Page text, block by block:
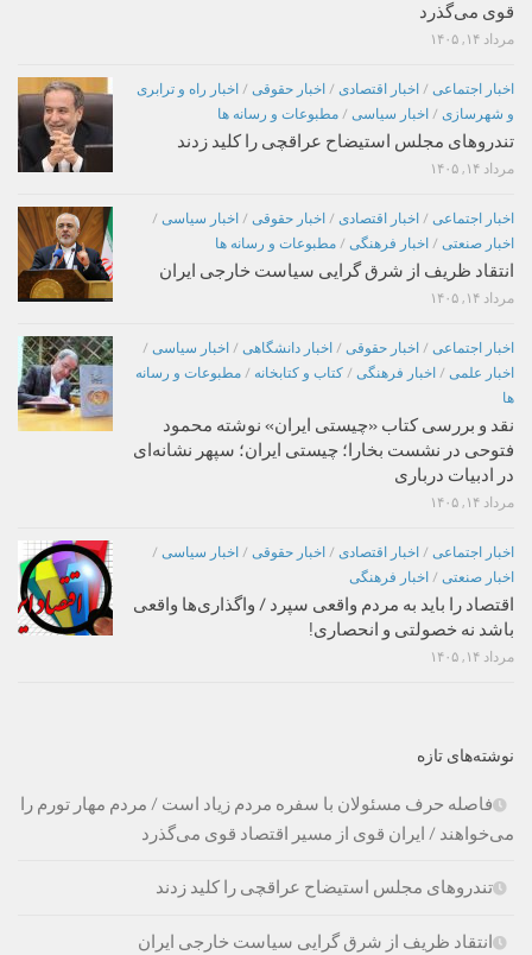
قوی می‌گذرد
مرداد ۱۴, ۱۴۰۵
اخبار اجتماعی / اخبار اقتصادی / اخبار حقوقی / اخبار راه و ترابری
و شهرسازی / اخبار سیاسی / مطبوعات و رسانه ها
تندروهای مجلس استیضاح عراقچی را کلید زدند
مرداد ۱۴, ۱۴۰۵
اخبار اجتماعی / اخبار اقتصادی / اخبار حقوقی / اخبار سیاسی /
اخبار صنعتی / اخبار فرهنگی / مطبوعات و رسانه ها
انتقاد ظریف از شرق گرایی سیاست خارجی ایران
مرداد ۱۴, ۱۴۰۵
اخبار اجتماعی / اخبار حقوقی / اخبار دانشگاهی / اخبار سیاسی /
اخبار علمی / اخبار فرهنگی / کتاب و کتابخانه / مطبوعات و رسانه
ها
نقد و بررسی کتاب «چیستی ایران» نوشته محمود
فتوحی در نشست بخارا؛ چیستی ایران؛ سپهر نشانه‌ای
در ادبیات درباری
مرداد ۱۴, ۱۴۰۵
اخبار اجتماعی / اخبار اقتصادی / اخبار حقوقی / اخبار سیاسی /
اخبار صنعتی / اخبار فرهنگی
اقتصاد را باید به مردم واقعی سپرد / واگذاری‌ها واقعی
باشد نه خصولتی و انحصاری!
مرداد ۱۴, ۱۴۰۵
نوشته‌های تازه
فاصله حرف مسئولان با سفره مردم زیاد است / مردم مهار تورم را
می‌خواهند / ایران قوی از مسیر اقتصاد قوی می‌گذرد
تندروهای مجلس استیضاح عراقچی را کلید زدند
انتقاد ظریف از شرق گرایی سیاست خارجی ایران